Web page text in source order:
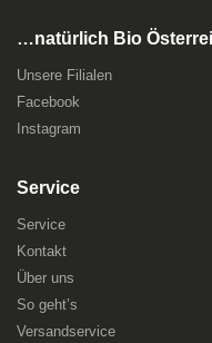
…natürlich Bio
Unsere Filialen
Facebook
Instagram
Service
Service
Kontakt
Über uns
So geht’s
Versandservice